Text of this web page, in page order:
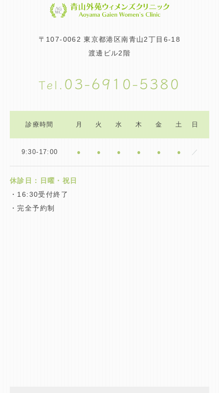
〒107-0062 東京都港区南青山2丁目6-18
渡邊ビル2階
03-6910-5380
診療時間 月 火 水 木 金 土 日
9:30-17:00 ● ● ● ● ● ● ／
休診日：日曜・祝日
・16:30受付終了
・完全予約制